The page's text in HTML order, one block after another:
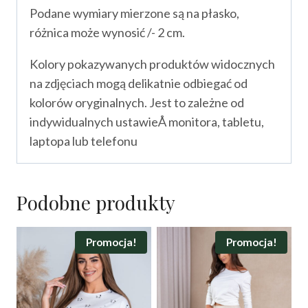
Podane wymiary mierzone są na płasko,
różnica może wynosić /- 2 cm.
Kolory pokazywanych produktów widocznych
na zdjęciach mogą delikatnie odbiegać od
kolorów oryginalnych. Jest to zależne od
indywidualnych ustawieÅ monitora, tabletu,
laptopa lub telefonu
Podobne produkty
Promocja! Promocja!